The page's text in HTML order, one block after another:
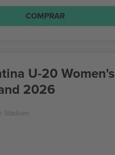
COMPRAR
U-20 Women's
2026
Stadium